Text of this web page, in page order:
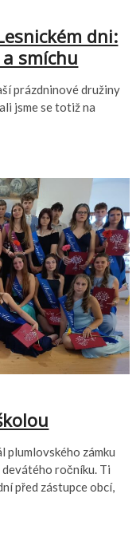
dni:
smíchu
prázdninové družiny
jsme se totiž na
plumlovského zámku
ročníku. Ti
před zástupce obcí,